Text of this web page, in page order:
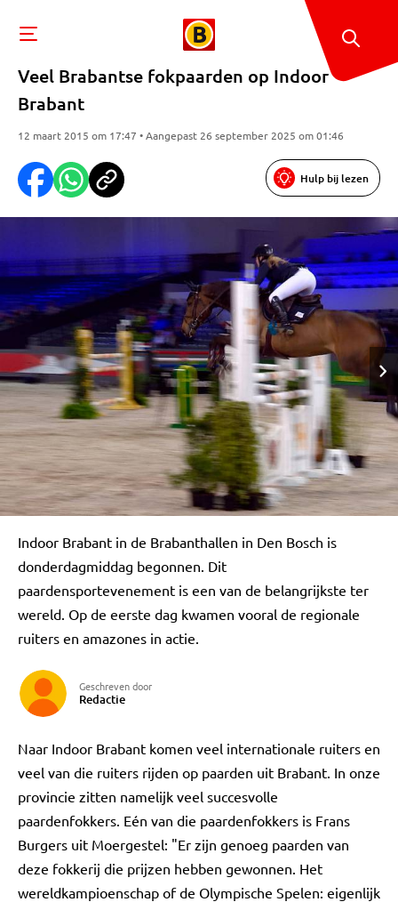
Veel Brabantse fokpaarden op Indoor
Brabant
12 maart 2015 om 17:47 • Aangepast 26 september 2025 om 01:46
Hulp bij lezen
Indoor Brabant in de Brabanthallen in Den Bosch is
donderdagmiddag begonnen. Dit
paardensportevenement is een van de belangrijkste ter
wereld. Op de eerste dag kwamen vooral de regionale
ruiters en amazones in actie.
Geschreven door
Redactie
Naar Indoor Brabant komen veel internationale ruiters en
veel van die ruiters rijden op paarden uit Brabant. In onze
provincie zitten namelijk veel succesvolle
paardenfokkers. Eén van die paardenfokkers is Frans
Burgers uit Moergestel: "Er zijn genoeg paarden van
deze fokkerij die prijzen hebben gewonnen. Het
wereldkampioenschap of de Olympische Spelen: eigenlijk